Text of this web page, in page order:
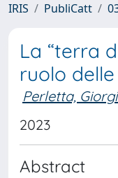
IRIS PubliCatt
La “terra
ruolo
Perletta,
2023
Abstract